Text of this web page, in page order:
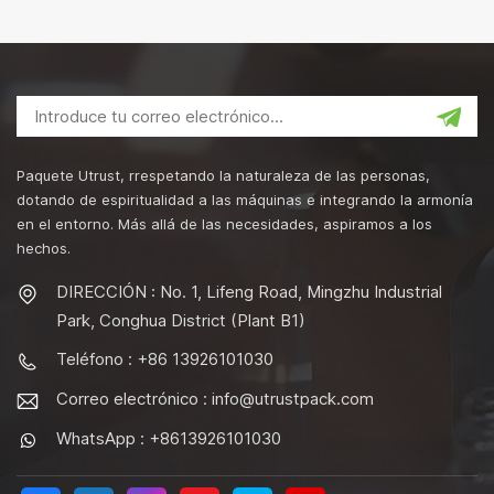
Paquete Utrust, rrespetando la naturaleza de las personas,
dotando de espiritualidad a las máquinas e integrando la armonía
en el entorno. Más allá de las necesidades, aspiramos a los
hechos.
DIRECCIÓN : No. 1, Lifeng Road, Mingzhu Industrial
Park, Conghua District (Plant B1)
Teléfono : +86 13926101030
Correo electrónico : info@utrustpack.com
WhatsApp : +8613926101030